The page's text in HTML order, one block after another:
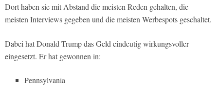
Dort haben sie mit Abstand die meisten Reden gehalten, die
meisten Interviews gegeben und die meisten Werbespots geschaltet.
Dabei hat Donald Trump das Geld eindeutig wirkungsvoller
eingesetzt. Er hat gewonnen in:
Pennsylvania